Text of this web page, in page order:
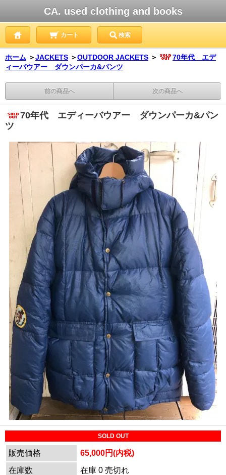
CA. used clothing and books
カート 検索
ホーム ＞JACKETS ＞OUTDOOR JACKETS ＞
70年代 エデ
ィーバウアー ダウンパーカ&パンツ
前の商品へ 次の商品へ
70年代 エディーバウアー ダウンパーカ&パン
ツ
SOLD OUT
販売価格
65,000円(内税)
在庫数
在庫 0 売切れ